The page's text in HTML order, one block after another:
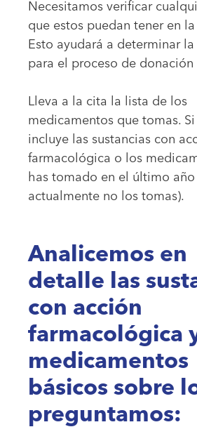
Necesitamos verificar
que estos puedan tener en la
Esto ayudará a determinar
para el proceso de donación
Lleva a la cita la lista de los
medicamentos que tomas.
incluye las sustancias con
farmacológica o los
has tomado en el último año
actualmente no los tomas).
Analicemos en
detalle las
con acción
farmacológica
medicamentos
básicos sobre
preguntamos: